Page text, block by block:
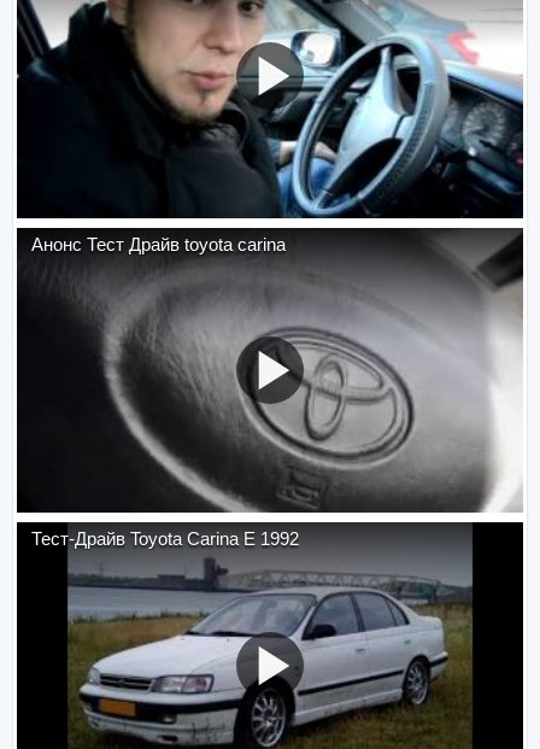
Анонс Тест Драйв toyota carina
Тест-Драйв Toyota Carina E 1992